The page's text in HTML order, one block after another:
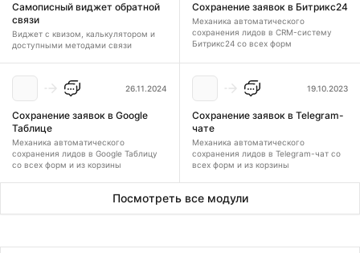
Самописный виджет обратной
связи
Виджет с квизом, калькулятором и
доступными методами связи
Сохранение заявок в Битрикс24
Механика автоматического
сохранения лидов в CRM-систему
Битрикс24 со всех форм
26.11.2024
Сохранение заявок в Google
Таблице
Механика автоматического
сохранения лидов в Google Таблицу
со всех форм и из корзины
19.10.2023
Сохранение заявок в Telegram-
чате
Механика автоматического
сохранения лидов в Telegram-чат со
всех форм и из корзины
Посмотреть все модули